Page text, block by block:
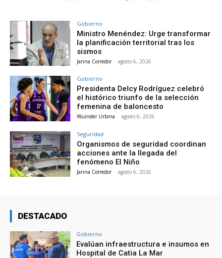
Gobierno
Ministro Menéndez: Urge transformar
la planificación territorial tras los
sismos
Janna Corredor - agosto 6, 2026
Gobierno
Presidenta Delcy Rodríguez celebró
el histórico triunfo de la selección
femenina de baloncesto
Wuinder Urbina - agosto 6, 2026
Seguridad
Organismos de seguridad coordinan
acciones ante la llegada del
fenómeno El Niño
Janna Corredor - agosto 6, 2026
DESTACADO
Gobierno
Evalúan infraestructura e insumos en
Hospital de Catia La Mar